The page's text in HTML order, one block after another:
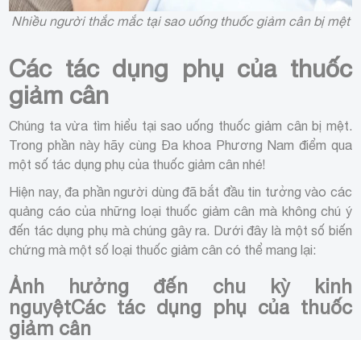
Nhiều người thắc mắc tại sao uống thuốc giảm cân bị mệt
Các tác dụng phụ của thuốc
giảm cân
Chúng ta vừa tìm hiểu tại sao uống thuốc giảm cân bị mệt.
Trong phần này hãy cùng Đa khoa Phương Nam điểm qua
một số tác dụng phụ của thuốc giảm cân nhé!
Hiện nay, đa phần người dùng đã bắt đầu tin tưởng vào các
quảng cáo của những loại thuốc giảm cân mà không chú ý
đến tác dụng phụ mà chúng gây ra. Dưới đây là một số biến
chứng mà một số loại thuốc giảm cân có thể mang lại:
Ảnh hưởng đến chu kỳ kinh
nguyệtCác tác dụng phụ của thuốc
giảm cân